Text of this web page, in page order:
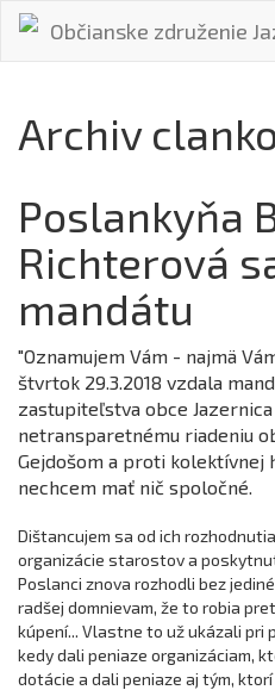
Občianske združenie
Archiv
Poslankyňa
Richterová
mandátu
"Oznamujem Vám - najmä
štvrtok 29.3.2018 vzdala
zastupiteľstva obce
netransparetnému riadeniu
Gejdošom a proti kolektívnej
nechcem mať nič spoločné.
Dištancujem sa od ich
organizácie starostov a
Poslanci znova rozhodli bez
radšej domnievam, že to robia
kúpení... Vlastne to už ukázali pri
kedy dali peniaze organizáciam,
dotácie a dali peniaze aj tým,